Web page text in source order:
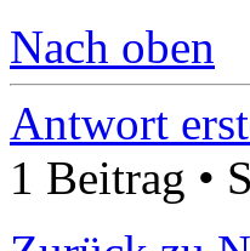
Nach oben
Antwort
1 Beitrag •